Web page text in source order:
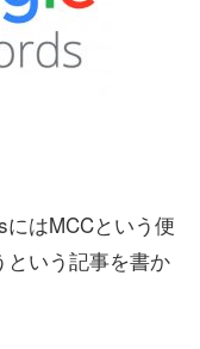
はMCCという便
いう記事を書か